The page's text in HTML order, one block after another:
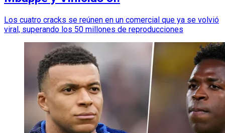
Los cuatro cracks se reúnen en un comercial que ya se volvió
viral, superando los 50 millones de reproducciones